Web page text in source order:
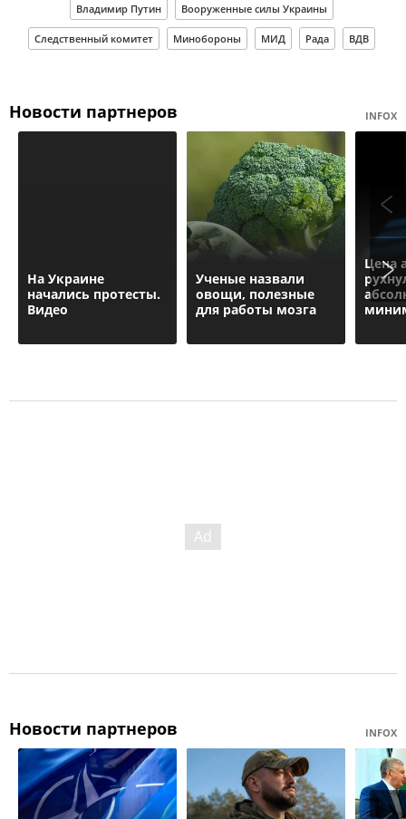
Владимир Путин Вооруженные силы Украины
Следственный комитет Минобороны МИД Рада ВДВ
Новости партнеров INFOX
На Украине
начались протесты.
Видео
Ученые назвали
овощи, полезные
для работы мозга
Цена
Новости партнеров INFOX